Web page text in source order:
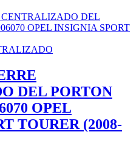
DEL PORTON
OPEL
TOURER (2008-